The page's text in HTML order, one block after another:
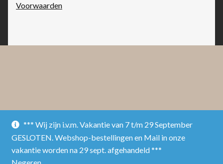
*** Wij zijn i.v.m. Vakantie van 7 t/m 29 September
GESLOTEN. Webshop-bestellingen en Mail in onze
vakantie worden na 29 sept. afgehandeld ***
Voorwaarden